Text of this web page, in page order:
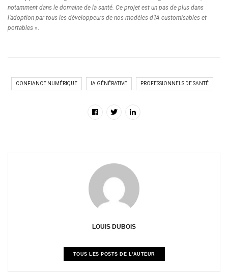
notamment dans le domaine de la santé. Ce projet est un pas de plus dans
l’adoption par tous les développeurs de nos modèles d’IA customisables et
portables ».
CONFIANCE NUMÉRIQUE IA GÉNÉRATIVE PROFESSIONNELS DE SANTÉ
LOUIS DUBOIS
TOUS LES POSTS DE L'AUTEUR